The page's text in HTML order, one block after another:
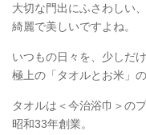
大切な門出にふさわしい
綺麗で美しいですよね。
いつもの日々を、少しだ
極上の「タオルとお米」
タオルは＜今治浴巾＞の
昭和33年創業。